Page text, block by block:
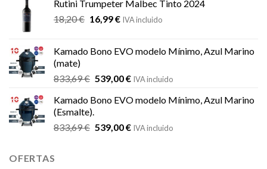
era:
21,66 €.
es:
19,19 €.
Rutini Trumpeter Malbec Tinto 2024
18,20€ El
era:
16,99€El
es:
IVA incluido
Kamado Bono EVO modelo Mínimo, Azul Marino
(mate)
833,69€ El
original
era:
833,69 €.
539,00€El
actual
539,00 €.
IVA incluido
Kamado Bono EVO modelo Mínimo, Azul Marino
(Esmalte).
833,69€ El
539,00€ElIVA incluido
OFERTAS